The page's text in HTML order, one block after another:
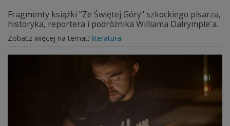
Fragmenty książki "Ze Świętej Góry" szkockiego pisarza,
historyka, reportera i podróżnika Williama Dalrymple'a.
Zobacz więcej na temat: literatura